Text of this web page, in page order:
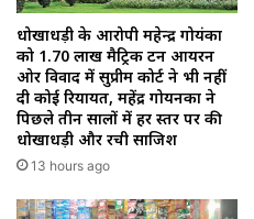
धोखाधड़ी के आरोपी महेन्द्र गोयंका
को 1.70 लाख मैट्रिक टन आयरन
ओर विवाद में सुप्रीम कोर्ट ने भी नहीं
दी कोई रियायत, महेंद्र गोयनका ने
पिछले तीन सालों में हर स्तर पर की
धोखाधड़ी और रची साजिश
13 hours ago